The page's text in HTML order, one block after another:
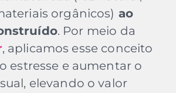
orgânicos) ao
. Por meio da
, aplicamos esse conceito
estresse e aumentar o
elevando o valor